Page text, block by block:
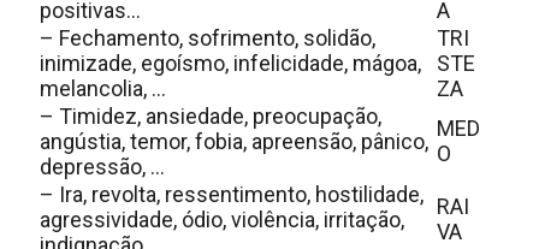
positivas…
A
– Fechamento, sofrimento, solidão,
inimizade, egoísmo, infelicidade, mágoa,
melancolia, …
TRI
STE
ZA
– Timidez, ansiedade, preocupação,
angústia, temor, fobia, apreensão, pânico,
depressão, …
MED
O
– Ira, revolta, ressentimento, hostilidade,
agressividade, ódio, violência, irritação,
RAI
VA